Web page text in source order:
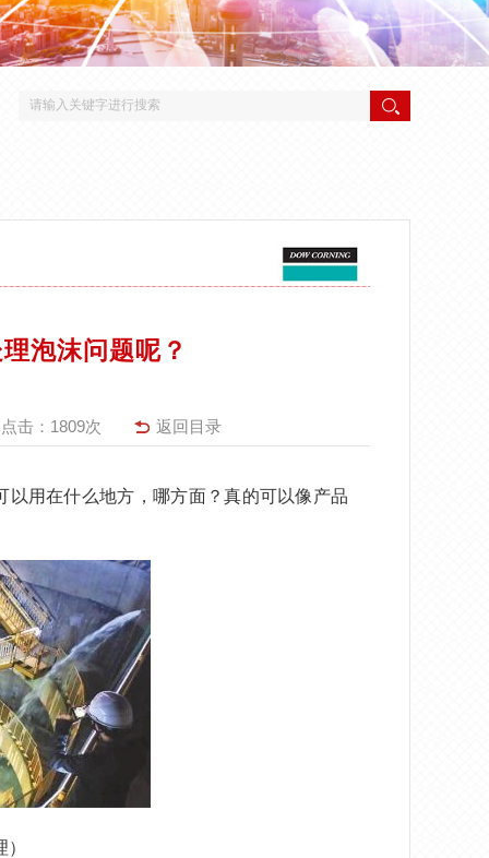
泡沫问题呢？
点击： 1809次 返回目录
用在什么地方，哪方面？真的可以像产品